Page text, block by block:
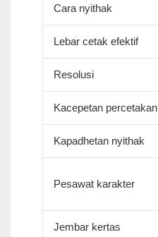
Cara nyithak
Lebar cetak efektif
Resolusi
Kacepetan percetakan
Kapadhetan nyithak
Pesawat karakter
Jembar kertas